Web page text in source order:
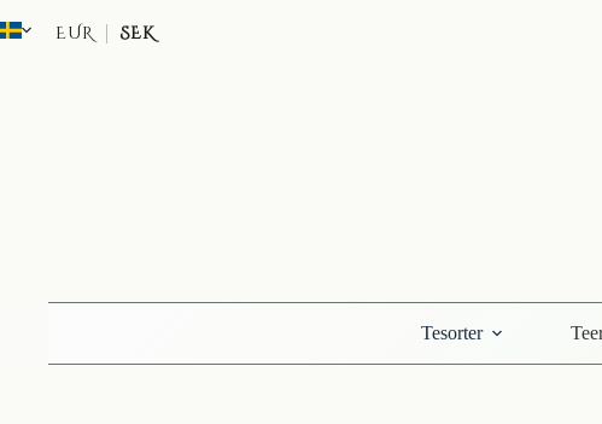
till
EUR SEK
Tesorter